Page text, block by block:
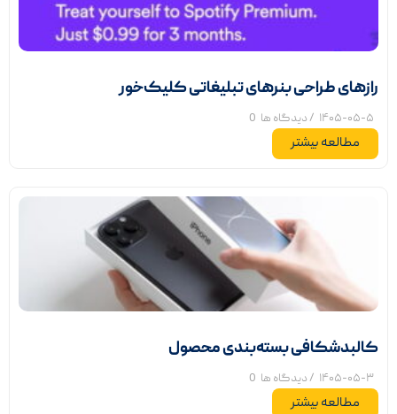
رازهای طراحی بنرهای تبلیغاتی کلیک‌خور
۱۴۰۵-۰۵-۵ / دیدگاه ها 0
مطالعه بیشتر
کالبدشکافی بسته‌بندی محصول
۱۴۰۵-۰۵-۳ / دیدگاه ها 0
مطالعه بیشتر